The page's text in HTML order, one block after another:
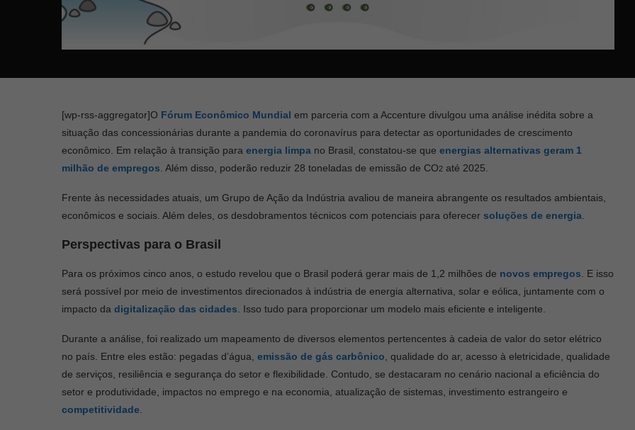
[wp-rss-aggregator]O Fórum Econômico Mundial em parceria com a Accenture divulgou uma análise inédita sobre a
situação das concessionárias durante a pandemia do coronavírus para detectar as oportunidades de crescimento
econômico. Em relação à transição para energia limpa no Brasil, constatou-se que energias alternativas geram 1
milhão de empregos . Além disso, poderão reduzir 28 toneladas de emissão de CO2 até 2025.
Frente às necessidades atuais, um Grupo de Ação da Indústria avaliou de maneira abrangente os resultados ambientais,
econômicos e sociais. Além deles, os desdobramentos técnicos com potenciais para oferecer soluções de energia
Perspectivas para o Brasil
Para os próximos cinco anos, o estudo revelou que o Brasil poderá gerar mais de 1,2 milhões de novos empregos . E isso
será possível por meio de investimentos direcionados à indústria de energia alternativa, solar e eólica, juntamente com o
impacto da digitalização das cidades . Isso tudo para proporcionar um modelo mais eficiente e inteligente.
Durante a análise, foi realizado um mapeamento de diversos elementos pertencentes à cadeia de valor do setor elétrico
no país. Entre eles estão: pegadas d’água, emissão de gás carbônico , qualidade do ar, acesso à eletricidade, qualidade
de serviços, resiliência e segurança do setor e flexibilidade. Contudo, se destacaram no cenário nacional a eficiência do
setor e produtividade, impactos no emprego e na economia, atualização de sistemas, investimento estrangeiro e
competitividade